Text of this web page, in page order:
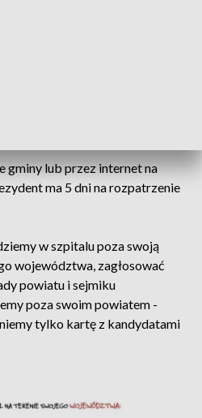
gminy lub przez internet na
ma 5 dni na rozpatrzenie
w szpitalu poza swoją
województwa, zagłosować
powiatu i sejmiku
poza swoim powiatem -
tylko kartę z kandydatami